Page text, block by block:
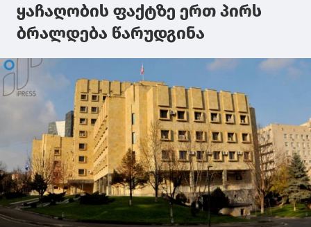
ყაჩაღობის ფაქტზე ერთ პირს
ბრალდება წარუდგინა